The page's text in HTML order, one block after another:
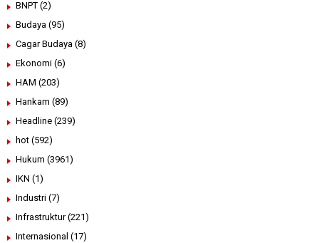
BNPT (2)
Budaya (95)
Cagar Budaya (8)
Ekonomi (6)
HAM (203)
Hankam (89)
Headline (239)
hot (592)
Hukum (3961)
IKN (1)
Industri (7)
Infrastruktur (221)
Internasional (17)